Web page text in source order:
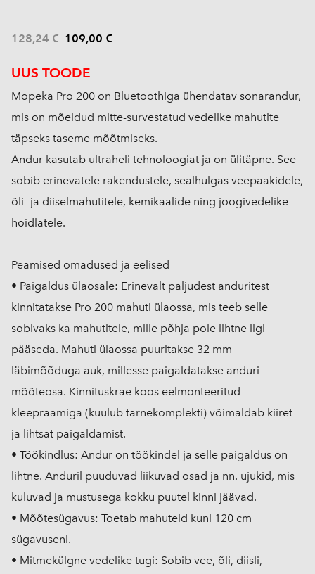
128,24 € 109,00 €
UUS TOODE
Mopeka Pro 200 on Bluetoothiga ühendatav sonarandur,
mis on mõeldud mitte-survestatud vedelike mahutite
täpseks taseme mõõtmiseks.
Andur kasutab ultraheli tehnoloogiat ja on ülitäpne. See
sobib erinevatele rakendustele, sealhulgas veepaakidele,
õli- ja diiselmahutitele, kemikaalide ning joogivedelike
hoidlatele.
Peamised omadused ja eelised
• Paigaldus ülaosale: Erinevalt paljudest anduritest
kinnitatakse Pro 200 mahuti ülaossa, mis teeb selle
sobivaks ka mahutitele, mille põhja pole lihtne ligi
pääseda. Mahuti ülaossa puuritakse 32 mm
läbimõõduga auk, millesse paigaldatakse anduri
mõõteosa. Kinnituskrae koos eelmonteeritud
kleepraamiga (kuulub tarnekomplekti) võimaldab kiiret
ja lihtsat paigaldamist.
• Töökindlus: Andur on töökindel ja selle paigaldus on
lihtne. Anduril puuduvad liikuvad osad ja nn. ujukid, mis
kuluvad ja mustusega kokku puutel kinni jäävad.
• Mõõtesügavus: Toetab mahuteid kuni 120 cm
sügavuseni.
• Mitmekülgne vedelike tugi: Sobib vee, õli, diisli,